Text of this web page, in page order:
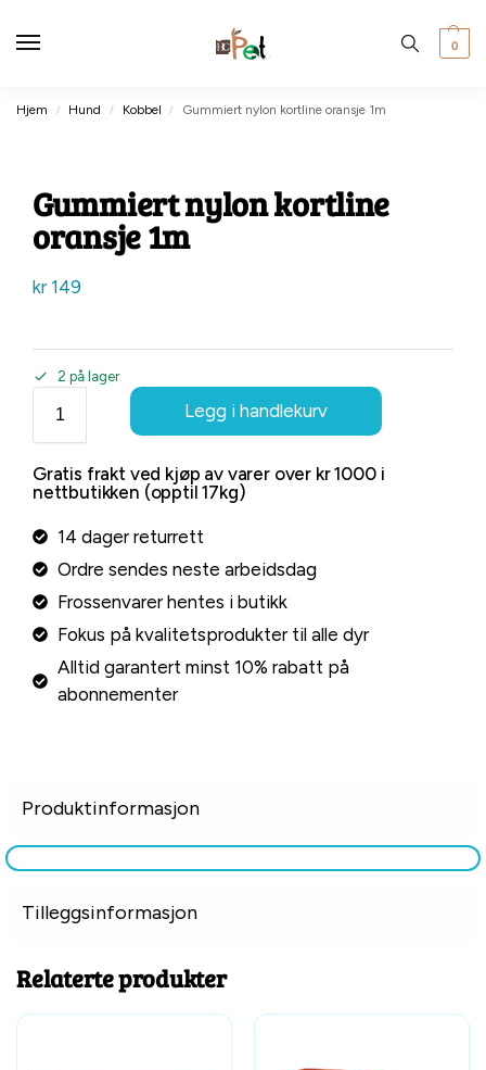
0
Hjem / Hund / Kobbel / Gummiert nylon kortline oransje 1m
Gummiert nylon kortline
oransje 1m
kr149
2 på lager
Legg i handlekurv
Gratis frakt ved kjøp av varer over kr 1000 i
nettbutikken (opptil 17kg)
14 dager returrett
Ordre sendes neste arbeidsdag
Frossenvarer hentes i butikk
Fokus på kvalitetsprodukter til alle dyr
Alltid garantert minst 10% rabatt på
abonnementer
Produktinformasjon
Tilleggsinformasjon
Relaterte produkter